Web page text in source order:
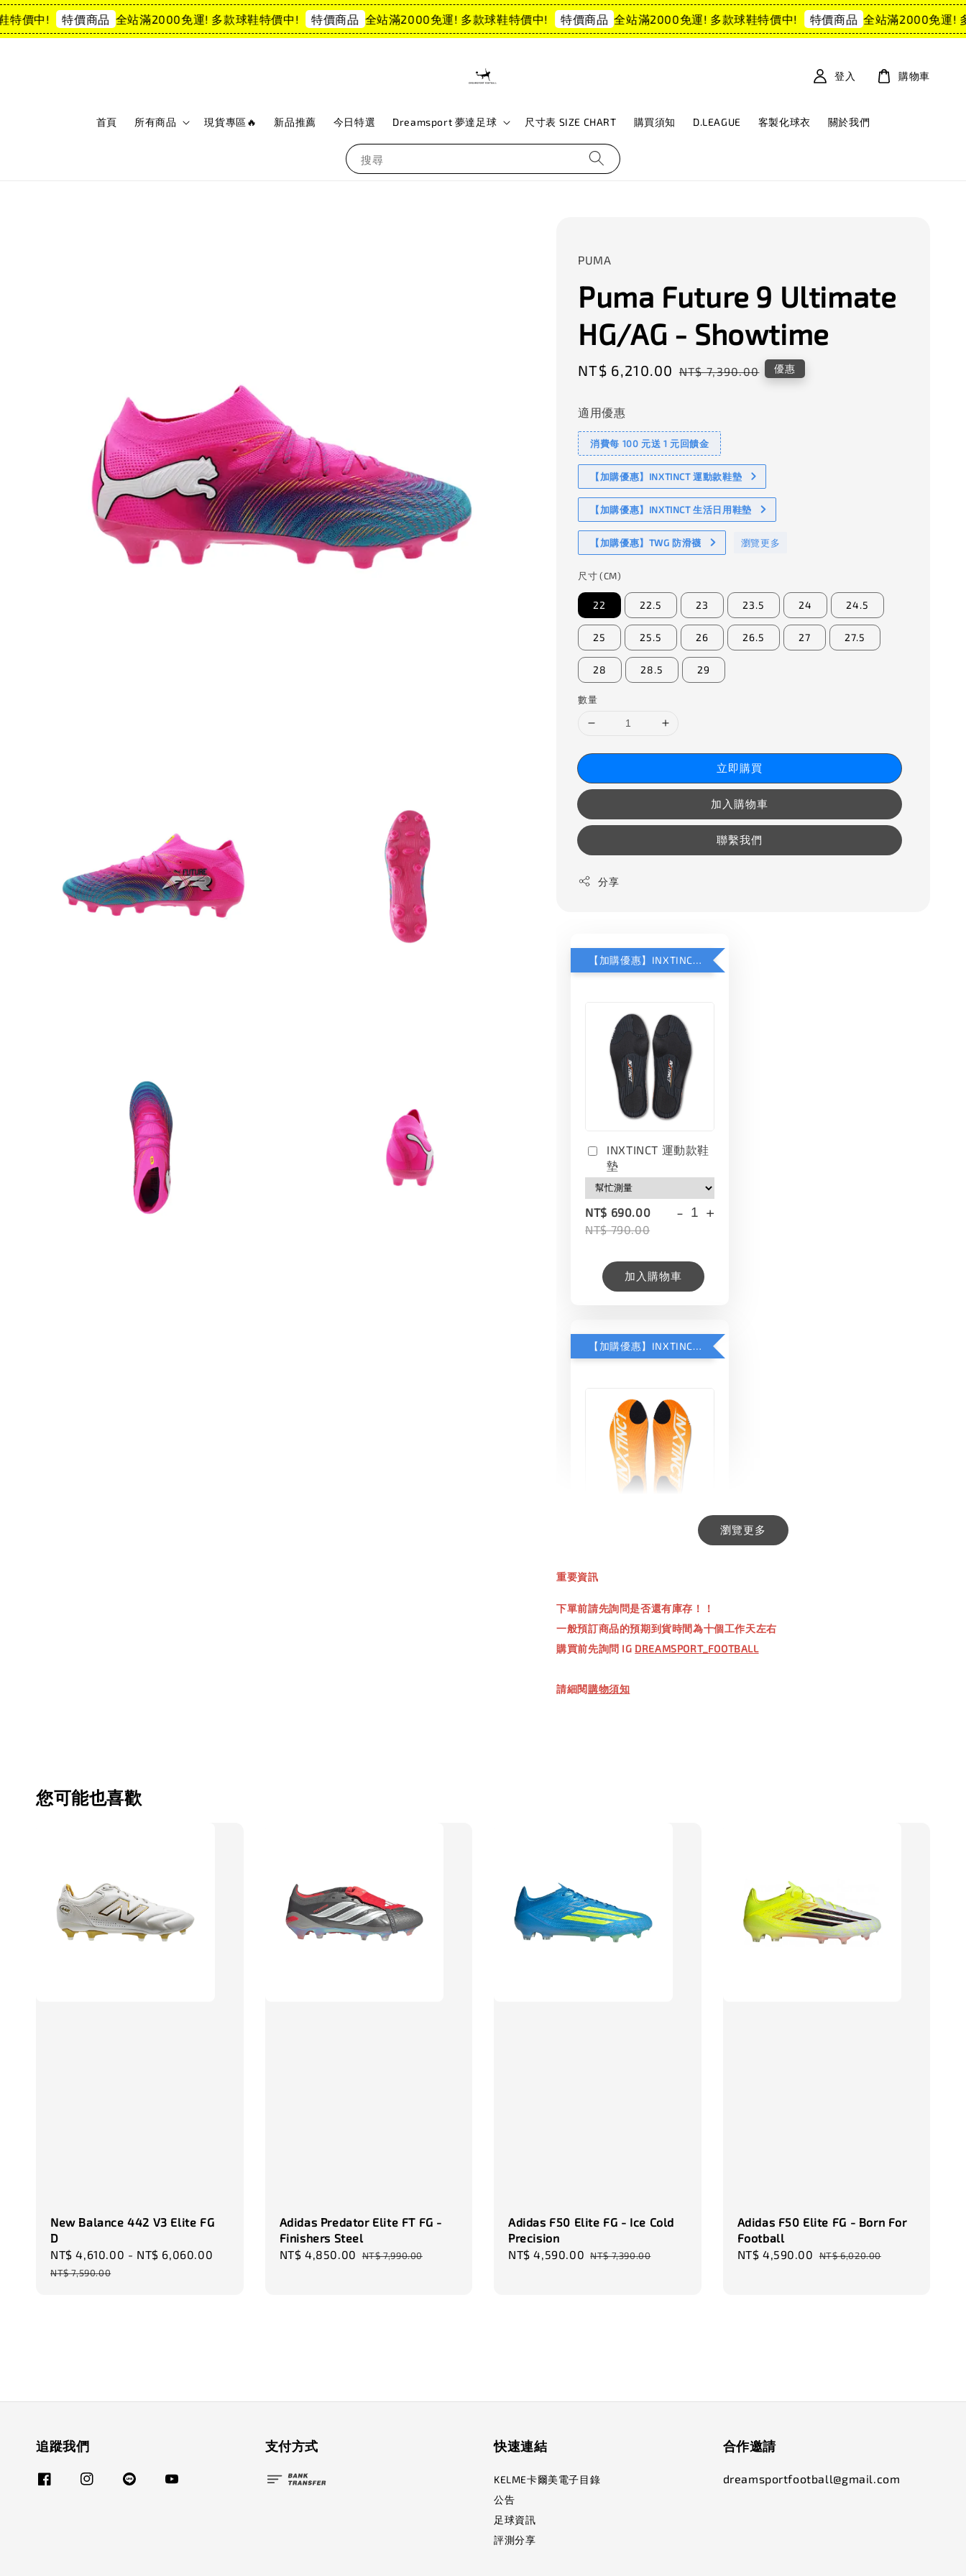
價中! 特價商品 全站滿2000免運! 多款球鞋特價中! 特價商品 全站滿2000免運! 多款球鞋特價中! 特價商品 全站滿2000免運! 多款球鞋特價中! 特價商品 全站滿2000免運! 多
搜尋
首頁 所有商品 現貨專區🔥 新品推薦 今日特選 Dreamsport 夢達足球 尺寸表 SIZE CHART 購買須知 D.LEAGUE 客製化球衣 關於我們
登入 購物車
PUMA
Puma Future 9 Ultimate
HG/AG - Showtime
Sale
NT$ 6,210.00 Regular
NT$ 7,390.00 優惠
適用優惠
消費每 100 元送 1 元回饋金
【加購優惠】INXTINCT 運動款鞋墊
【加購優惠】INXTINCT 生活日用鞋墊
【加購優惠】TWG 防滑襪 瀏覽更多
尺寸 (CM)
22 22.5 23 23.5 24 24.5
25 25.5 26 26.5 27 27.5
28 28.5 29
數量
立即購買
加入購物車
聯繫我們
分享
【加購優惠】INXTINCT 運動款鞋墊
INXTINCT 運動款鞋
墊
NT$ 690.00
NT$ 790.00
- +
加入購物車
【加購優惠】INXTINCT 生活日用鞋墊
INXTINCT 生活日用
NT$ 660.00
TWG 防滑襪 V2 TWG 防滑襪
TWG 防滑襪 小童
6-10歲
瀏覽更多
重要資訊
下單前請先詢問是否還有庫存！！
一般預訂商品的預期到貨時間為十個工作天左右
購買前先詢問 IG DREAMSPORT_FOOTBALL
請細閱購物須知
您可能也喜歡
New Balance 442 V3 Elite FG
D
Sale
price
NT$ 4,610.00 - NT$ 6,060.00
NT$ 7,590.00
Adidas Predator Elite FT FG -
Finishers Steel
Sale
NT$ 4,850.00 Regular
NT$ 7,990.00
Adidas F50 Elite FG - Ice Cold
Precision
Sale
NT$ 4,590.00 Regular
NT$ 7,390.00
Adidas F50 Elite FG - Born For
Football
Sale
NT$ 4,590.00 Regular
NT$ 6,020.00
追蹤我們 支付方式 快速連結
KELME卡爾美電子目錄
公告
足球資訊
評測分享
合作邀請
dreamsportfootball@gmail.com